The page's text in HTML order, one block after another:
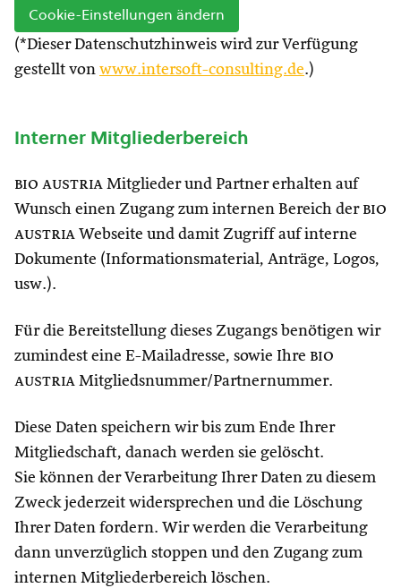
Cookie-Einstellungen ändern
(*Dieser Datenschutzhinweis wird zur Verfügung
gestellt von www.intersoft-consulting.de.)
Interner Mitgliederbereich
bio austria Mitglieder und Partner erhalten auf
Wunsch einen Zugang zum internen Bereich der bio
austria Webseite und damit Zugriff auf interne
Dokumente (Informationsmaterial, Anträge, Logos,
usw.).
Für die Bereitstellung dieses Zugangs benötigen wir
zumindest eine E-Mailadresse, sowie Ihre bio
austria Mitgliedsnummer/Partnernummer.
Diese Daten speichern wir bis zum Ende Ihrer
Mitgliedschaft, danach werden sie gelöscht.
Sie können der Verarbeitung Ihrer Daten zu diesem
Zweck jederzeit widersprechen und die Löschung
Ihrer Daten fordern. Wir werden die Verarbeitung
dann unverzüglich stoppen und den Zugang zum
internen Mitgliederbereich löschen.